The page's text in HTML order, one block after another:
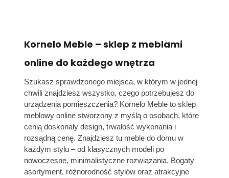
Kornelo Meble – sklep z meblami
online do każdego wnętrza
Szukasz sprawdzonego miejsca, w którym w jednej
chwili znajdziesz wszystko, czego potrzebujesz do
urządzenia pomieszczenia? Kornelo Meble to sklep
meblowy online stworzony z myślą o osobach, które
cenią doskonały design, trwałość wykonania i
rozsądną cenę. Znajdziesz tu meble do domu w
każdym stylu – od klasycznych modeli po
nowoczesne, minimalistyczne rozwiązania. Bogaty
asortyment, różnorodność stylów oraz atrakcyjne